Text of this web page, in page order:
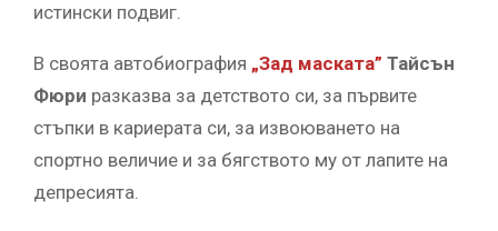
истински подвиг.
В своята автобиография „Зад маската” Тайсън
Фюри разказва за детството си, за първите
стъпки в кариерата си, за извоюването на
спортно величие и за бягството му от лапите на
депресията.